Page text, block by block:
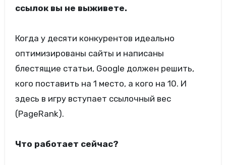
ссылок вы не выживете.
Когда у десяти конкурентов идеально
оптимизированы сайты и написаны
блестящие статьи, Google должен решить,
кого поставить на 1 место, а кого на 10. И
здесь в игру вступает ссылочный вес
(PageRank).
Что работает сейчас?